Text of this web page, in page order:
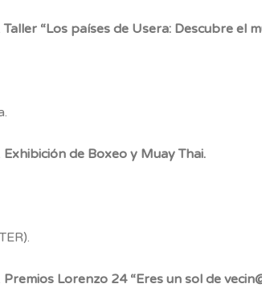
Taller “Los países de Usera: Descubre el
Exhibición de Boxeo y Muay Thai.
Premios Lorenzo 24 “Eres un sol de